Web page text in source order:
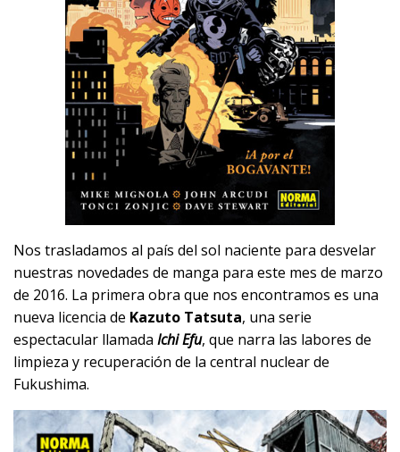
Nos trasladamos al país del sol naciente para desvelar
nuestras novedades de manga para este mes de marzo
de 2016. La primera obra que nos encontramos es una
nueva licencia de Kazuto Tatsuta, una serie
espectacular llamada Ichi Efu, que narra las labores de
limpieza y recuperación de la central nuclear de
Fukushima.